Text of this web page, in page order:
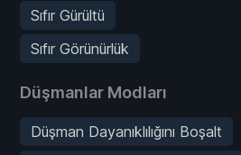
Sıfır Gürültü
Sıfır Görünürlük
Düşmanlar Modları
Düşman Dayanıklılığını Boşalt